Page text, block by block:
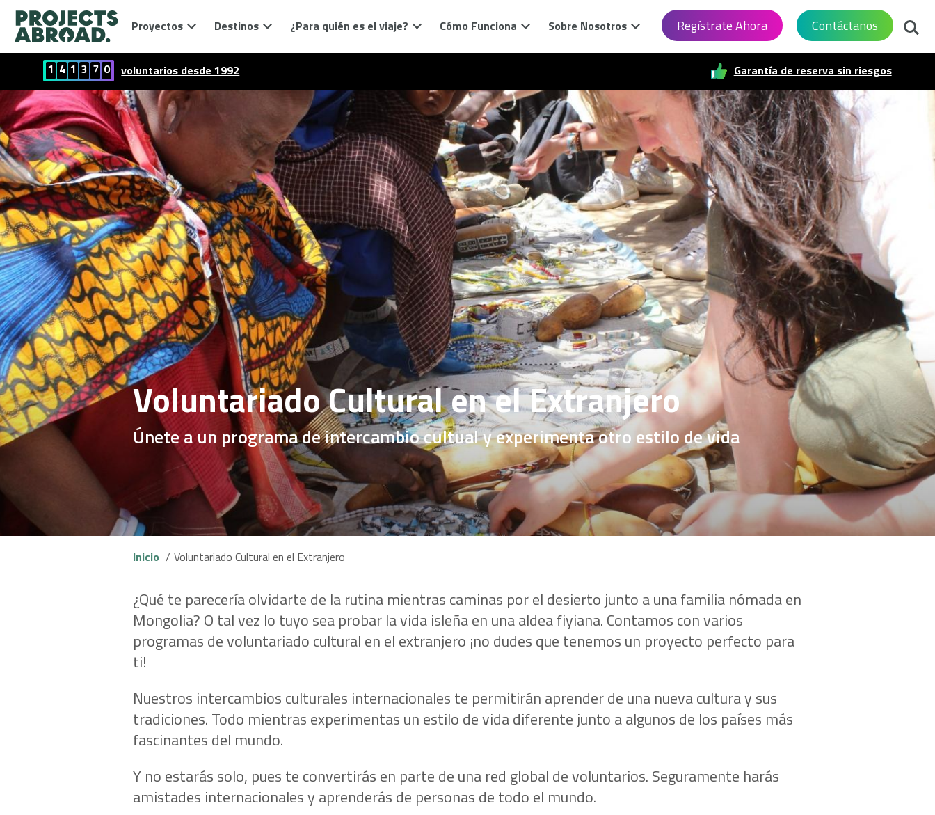
Proyectos Destinos ¿Para quién es el viaje? Cómo Funciona Sobre Nosotros Regístrate Ahora Contáctanos
1 4 1 3 7 0 voluntarios desde 1992 Garantía de reserva sin riesgos
Voluntariado Cultural en el Extranjero
Únete a un programa de intercambio cultual y experimenta otro estilo de vida
Inicio Voluntariado Cultural en el Extranjero
¿Qué te parecería olvidarte de la rutina mientras caminas por el desierto junto a una familia nómada en
Mongolia? O tal vez lo tuyo sea probar la vida isleña en una aldea fiyiana. Contamos con varios
programas de voluntariado cultural en el extranjero ¡no dudes que tenemos un proyecto perfecto para
ti!
Nuestros intercambios culturales internacionales te permitirán aprender de una nueva cultura y sus
tradiciones. Todo mientras experimentas un estilo de vida diferente junto a algunos de los países más
fascinantes del mundo.
Y no estarás solo, pues te convertirás en parte de una red global de voluntarios. Seguramente harás
amistades internacionales y aprenderás de personas de todo el mundo.